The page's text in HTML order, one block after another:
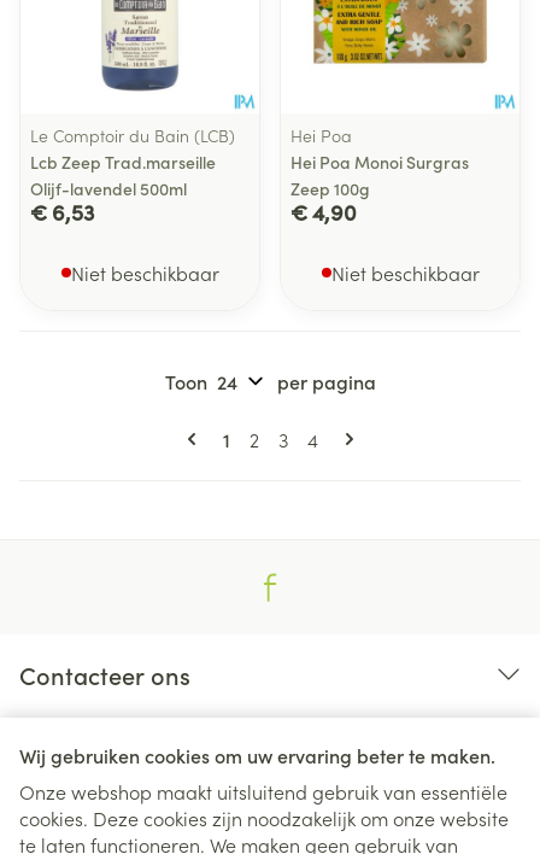
Wij gebruiken cookies om uw ervaring beter te maken.
Onze webshop maakt uitsluitend gebruik van essentiële
cookies. Deze cookies zijn noodzakelijk om onze website
te laten functioneren. We maken geen gebruik van
Le Comptoir du Bain (LCB)
Lcb Zeep Trad.marseille
Olijf-lavendel 500ml
€ 6,53
Niet beschikbaar
Hei Poa
Hei Poa Monoi Surgras
Zeep 100g
€ 4,90
Niet beschikbaar
Pagina's
U lees momenteel pagina
1 Pagina
2 Pagina
3 Pagina
4
Toon per pagina
Contacteer ons